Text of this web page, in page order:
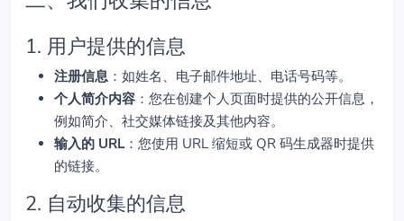
1. 用户提供的信息
注册信息 ：如姓名、电子邮件地址、电话号码等。
个人简介内容 ：您在创建个人页面时提供的公开信息，
例如简介、社交媒体链接及其他内容。
输入的 URL：您使用 URL 缩短或 QR 码生成器时提供
的链接。
2. 自动收集的信息